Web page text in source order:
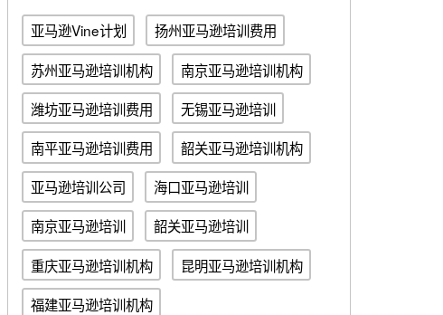
亚马逊Vine计划
扬州亚马逊培训费用
苏州亚马逊培训机构
南京亚马逊培训机构
潍坊亚马逊培训费用
无锡亚马逊培训
南平亚马逊培训费用
韶关亚马逊培训机构
亚马逊培训公司
海口亚马逊培训
南京亚马逊培训
韶关亚马逊培训
重庆亚马逊培训机构
昆明亚马逊培训机构
福建亚马逊培训机构